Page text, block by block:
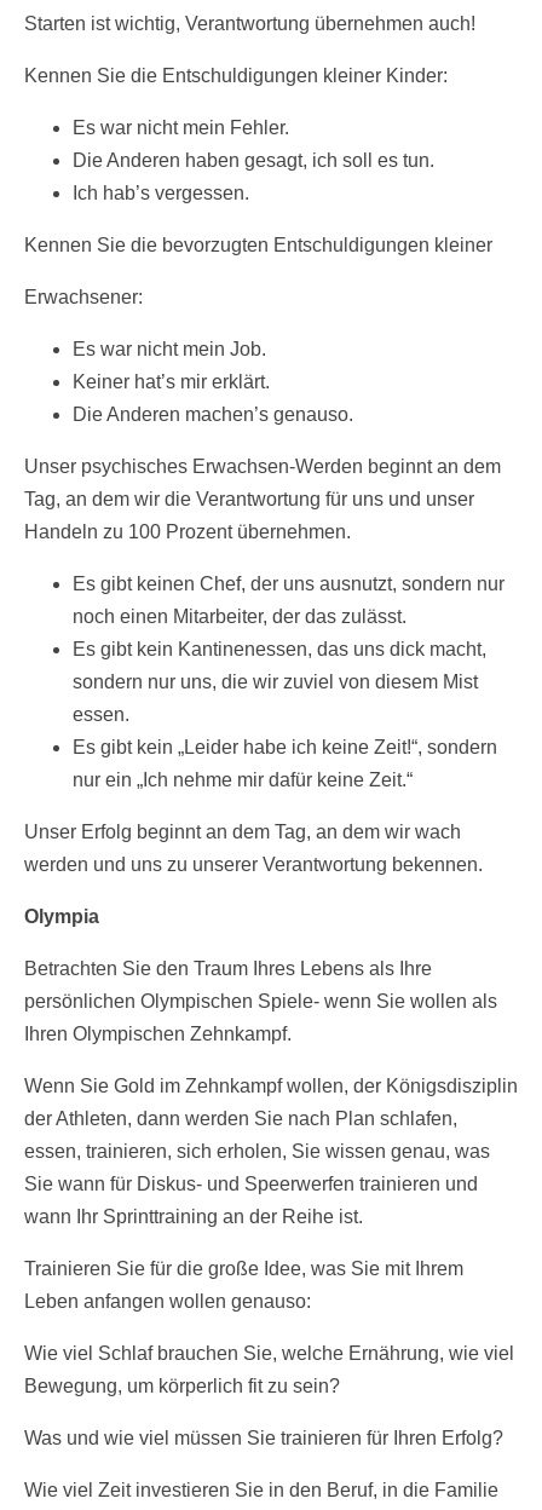
Starten ist wichtig, Verantwortung übernehmen auch!
Kennen Sie die Entschuldigungen kleiner Kinder:
Es war nicht mein Fehler.
Die Anderen haben gesagt, ich soll es tun.
Ich hab’s vergessen.
Kennen Sie die bevorzugten Entschuldigungen kleiner
Erwachsener:
Es war nicht mein Job.
Keiner hat’s mir erklärt.
Die Anderen machen’s genauso.
Unser psychisches Erwachsen-Werden beginnt an dem
Tag, an dem wir die Verantwortung für uns und unser
Handeln zu 100 Prozent übernehmen.
Es gibt keinen Chef, der uns ausnutzt, sondern nur
noch einen Mitarbeiter, der das zulässt.
Es gibt kein Kantinenessen, das uns dick macht,
sondern nur uns, die wir zuviel von diesem Mist
essen.
Es gibt kein „Leider habe ich keine Zeit!“, sondern
nur ein „Ich nehme mir dafür keine Zeit.“
Unser Erfolg beginnt an dem Tag, an dem wir wach
werden und uns zu unserer Verantwortung bekennen.
Olympia
Betrachten Sie den Traum Ihres Lebens als Ihre
persönlichen Olympischen Spiele- wenn Sie wollen als
Ihren Olympischen Zehnkampf.
Wenn Sie Gold im Zehnkampf wollen, der Königsdisziplin
der Athleten, dann werden Sie nach Plan schlafen,
essen, trainieren, sich erholen, Sie wissen genau, was
Sie wann für Diskus- und Speerwerfen trainieren und
wann Ihr Sprinttraining an der Reihe ist.
Trainieren Sie für die große Idee, was Sie mit Ihrem
Leben anfangen wollen genauso:
Wie viel Schlaf brauchen Sie, welche Ernährung, wie viel
Bewegung, um körperlich fit zu sein?
Was und wie viel müssen Sie trainieren für Ihren Erfolg?
Wie viel Zeit investieren Sie in den Beruf, in die Familie